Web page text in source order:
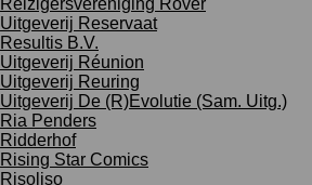
Reizigersvereniging Rover
Uitgeverij Reservaat
Resultis B.V.
Uitgeverij Réunion
Uitgeverij Reuring
Uitgeverij De (R)Evolutie (Sam. Uitg.)
Ria Penders
Ridderhof
Rising Star Comics
Risoliso